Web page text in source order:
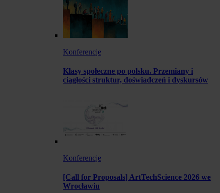
Konferencje
Klasy społeczne po polsku. Przemiany i
ciągłości struktur, doświadczeń i dyskursów
Konferencje
[Call for Proposals] ArtTechScience 2026 we
Wrocławiu